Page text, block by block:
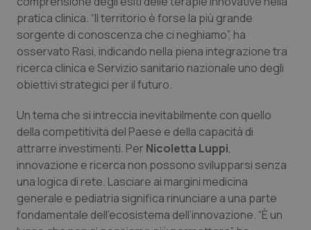
Salute orale & impianti
Sangue & coagulazione
Tiroide
Tumore al seno
Tumore ovarico
Tumori del Polmone & Testa Collo
pratica clinica. “Il territorio è forse la più grande
sorgente di conoscenza che ci neghiamo”, ha
osservato Rasi, indicando nella piena integrazione tra
ricerca clinica e Servizio sanitario nazionale uno degli
obiettivi strategici per il futuro.
Un tema che si intreccia inevitabilmente con quello
della competitività del Paese e della capacità di
attrarre investimenti. Per Nicoletta Luppi,
innovazione e ricerca non possono svilupparsi senza
una logica di rete. Lasciare ai margini medicina
generale e pediatria significa rinunciare a una parte
fondamentale dell’ecosistema dell’innovazione. “È un